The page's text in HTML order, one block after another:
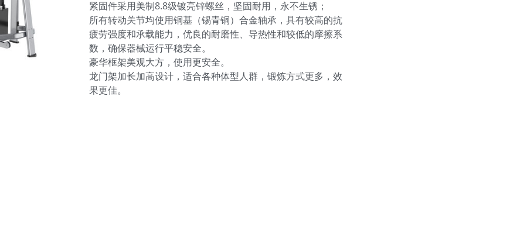
紧固件采用美制8.8级镀亮锌螺丝，坚固耐用，永不生锈；
所有转动关节均使用铜基（锡青铜）合金轴承，具有较高的抗
疲劳强度和承载能力，优良的耐磨性、导热性和较低的摩擦系
数，确保器械运行平稳安全。
豪华框架美观大方，使用更安全。
龙门架加长加高设计，适合各种体型人群，锻炼方式更多，效
果更佳。